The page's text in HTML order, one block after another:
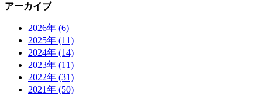
アーカイブ
2026年 (6)
2025年 (11)
2024年 (14)
2023年 (11)
2022年 (31)
2021年 (50)